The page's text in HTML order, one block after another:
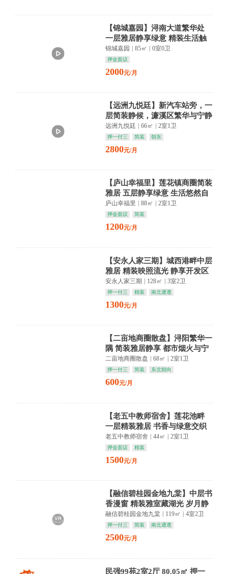
【锦城嘉园】浔南大道繁华处
一层雅居静享绿意 精装生活触
手可及
锦城嘉园 | 85㎡ | 0室0卫
押金面议
2000元/月
【远洲九悦廷】新汽车站旁，一
层简装静候，濂溪区繁华与宁静
交织，生活从此从容。
远洲九悦廷 66㎡ 2室1卫
押一付三 简装 朝东
2800元/月
【庐山幸福里】莲花镇商圈简装
雅居 五层静享绿意 生活悠然自
得
庐山幸福里 88㎡ 2室1卫
押金面议 简装
1200元/月
【安永人家三期】城西港畔中层
雅居 精装映照流光 静享开发区
繁华诗意
安永人家三期 | 128㎡ | 3室2卫
押一付三 精装 南北通透
1300元/月
【二亩地商圈散盘】浔阳繁华一
隅 简装雅居静享 都市烟火与宁
静交织
二亩地商圈散盘 68㎡ 2室1卫
押一付三 简装 东北朝向
600元/月
【老五中教师宿舍】莲花池畔
一层精装雅居 书香与绿意交织
静享悠然时光
老五中教师宿舍 | 44㎡ | 2室1卫
押金面议 精装
1500元/月
【融信碧桂园金地九棠】中层书
香漫窗 精装雅室藏湖光 岁月静
好入梦来
融信碧桂园金地九棠 119㎡ 4室2卫
押一付三 简装 南北通透
2500元/月
民强99苑2室2厅 80.05㎡ 押一